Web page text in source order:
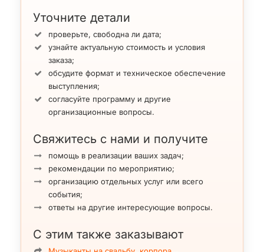
Уточните детали
проверьте, свободна ли дата;
узнайте актуальную стоимость и условия
заказа;
обсудите формат и техническое обеспечение
выступления;
согласуйте программу и другие
организационные вопросы.
Свяжитесь с нами и получите
помощь в реализации ваших задач;
рекомендации по мероприятию;
организацию отдельных услуг или всего
события;
ответы на другие интересующие вопросы.
С этим также заказывают